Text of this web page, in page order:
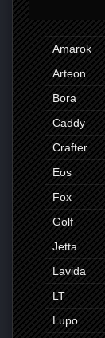
Amarok
Arteon
Bora
Caddy
Crafter
Eos
Fox
Golf
Jetta
Lavida
LT
Lupo